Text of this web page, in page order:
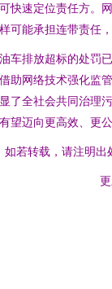
快速定位责任方。
可能承担连带责任
车排放超标的处罚
助网络技术强化监
了全社会共同治理
望迈向更高效、更
如若转载，请注明